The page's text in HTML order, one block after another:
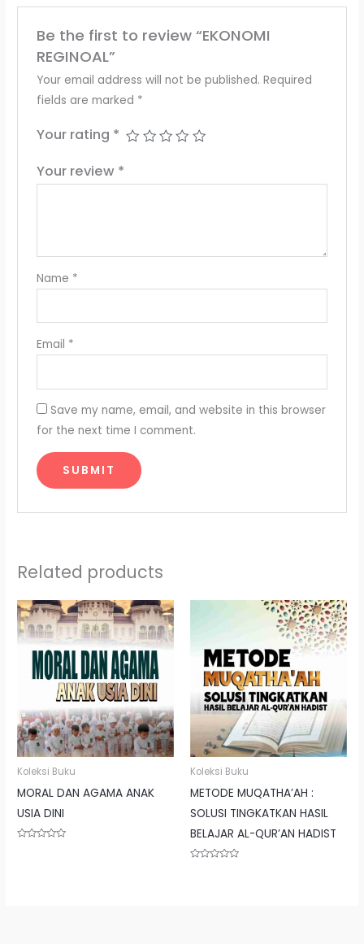
Be the first to review “EKONOMI
REGINOAL”
Your email address will not be published. Required
fields are marked *
Your rating *
Your review *
Name *
Email *
Save my name, email, and website in this browser
for the next time I comment.
Related products
Koleksi Buku
MORAL DAN AGAMA ANAK
USIA DINI
Koleksi Buku
METODE MUQATHA’AH :
SOLUSI TINGKATKAN HASIL
BELAJAR AL-QUR’AN HADIST